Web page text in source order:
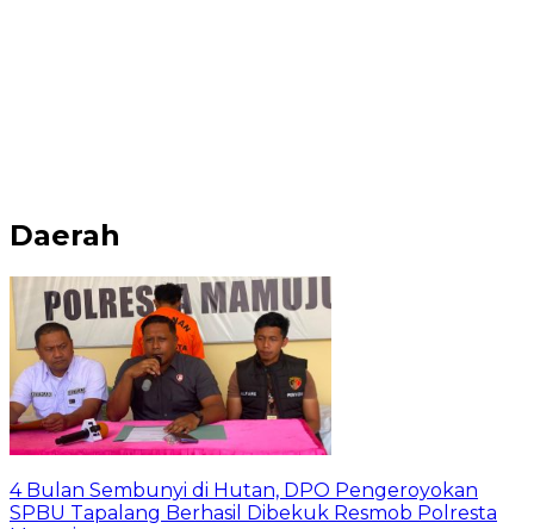
Daerah
4 Bulan Sembunyi di Hutan, DPO Pengeroyokan
SPBU Tapalang Berhasil Dibekuk Resmob Polresta